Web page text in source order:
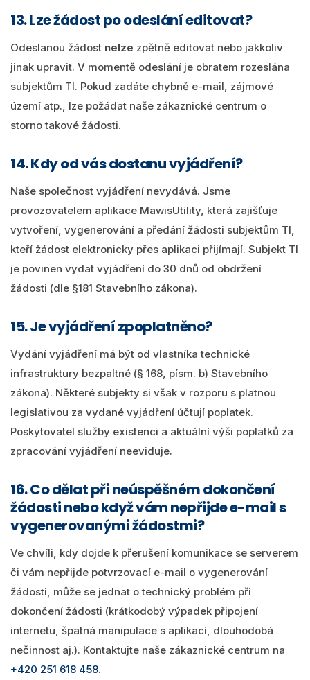
13. Lze žádost po odeslání editovat?
Odeslanou žádost nelze zpětně editovat nebo jakkoliv
jinak upravit. V momentě odeslání je obratem rozeslána
subjektům TI. Pokud zadáte chybně e-mail, zájmové
území atp., lze požádat naše zákaznické centrum o
storno takové žádosti.
14. Kdy od vás dostanu vyjádření?
Naše společnost vyjádření nevydává. Jsme
provozovatelem aplikace MawisUtility, která zajišťuje
vytvoření, vygenerování a předání žádosti subjektům TI,
kteří žádost elektronicky přes aplikaci přijímají. Subjekt TI
je povinen vydat vyjádření do 30 dnů od obdržení
žádosti (dle §181 Stavebního zákona).
15. Je vyjádření zpoplatněno?
Vydání vyjádření má být od vlastníka technické
infrastruktury bezpaltné (§ 168, písm. b) Stavebního
zákona). Některé subjekty si však v rozporu s platnou
legislativou za vydané vyjádření účtují poplatek.
Poskytovatel služby existenci a aktuální výši poplatků za
zpracování vyjádření neeviduje.
16. Co dělat při neúspěšném dokončení
žádosti nebo když vám nepřijde e-mail s
vygenerovanými žádostmi?
Ve chvíli, kdy dojde k přerušení komunikace se serverem
či vám nepřijde potvrzovací e-mail o vygenerování
žádosti, může se jednat o technický problém při
dokončení žádosti (krátkodobý výpadek připojení
internetu, špatná manipulace s aplikací, dlouhodobá
nečinnost aj.). Kontaktujte naše zákaznické centrum na
+420 251 618 458.